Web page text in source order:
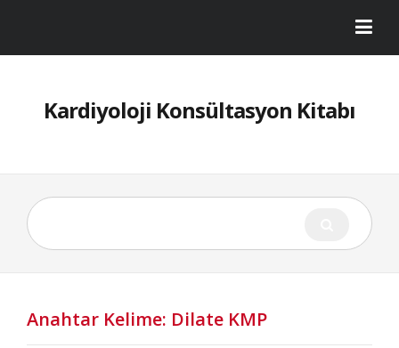
Kardiyoloji Konsültasyon Kitabı
Anahtar Kelime: Dilate KMP